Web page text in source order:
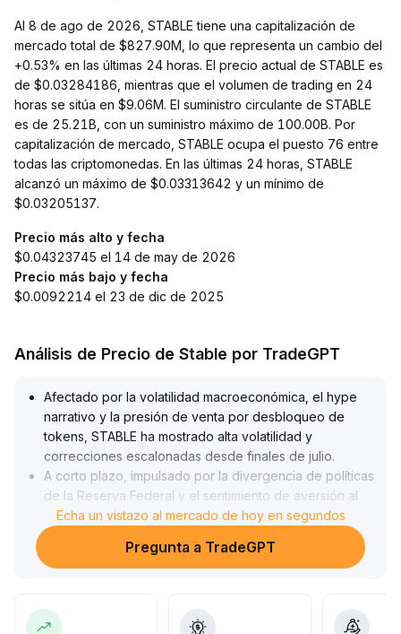
Al 8 de ago de 2026, STABLE tiene una capitalización de
mercado total de $827.90M, lo que representa un cambio del
+0.53% en las últimas 24 horas. El precio actual de STABLE es
de $0.03284186, mientras que el volumen de trading en 24
horas se sitúa en $9.06M. El suministro circulante de STABLE
es de 25.21B, con un suministro máximo de 100.00B. Por
capitalización de mercado, STABLE ocupa el puesto 76 entre
todas las criptomonedas. En las últimas 24 horas, STABLE
alcanzó un máximo de $0.03313642 y un mínimo de
$0.03205137.
Precio más alto y fecha
$0.04323745 el 14 de may de 2026
Precio más bajo y fecha
$0.0092214 el 23 de dic de 2025
Análisis de Precio de ​​Stable por TradeGPT
Afectado por la volatilidad macroeconómica, el hype
narrativo y la presión de venta por desbloqueo de
tokens, STABLE ha mostrado alta volatilidad y
correcciones escalonadas desde finales de julio.
A corto plazo, impulsado por la divergencia de políticas
de la Reserva Federal y el sentimiento de aversión al
riesgo, STABLE cayó rápidamente desde el máximo de
0
04191 al rango de 0.
notable
Echa un vistazo al mercado de hoy en segundos
Pregunta a TradeGPT